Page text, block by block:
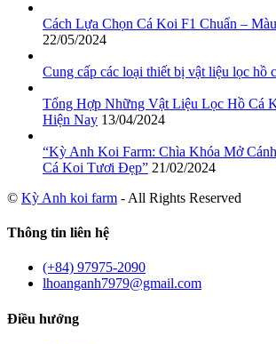
Cách Lựa Chọn Cá Koi F1 Chuẩn –
22/05/2024
Cung cấp các loại thiết bị vật liệu lọc hồ
Tổng Hợp Những Vật Liệu Lọc Hồ Cá
Hiện Nay 13/04/2024
“Kỳ Anh Koi Farm: Chìa Khóa Mở
Cá Koi Tươi Đẹp” 21/02/2024
© Kỳ Anh koi farm - All Rights Reserved
Thông tin liên hệ
(+84) 97975-2090
lhoanganh7979@gmail.com
Điều hướng